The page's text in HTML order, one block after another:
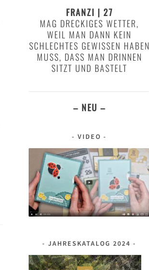
FRANZI | 27
MAG DRECKIGES WETTER,
WEIL MAN DANN KEIN
SCHLECHTES GEWISSEN HABEN
MUSS, DASS MAN DRINNEN
SITZT UND BASTELT
– NEU –
VIDEO
JAHRESKATALOG 2024